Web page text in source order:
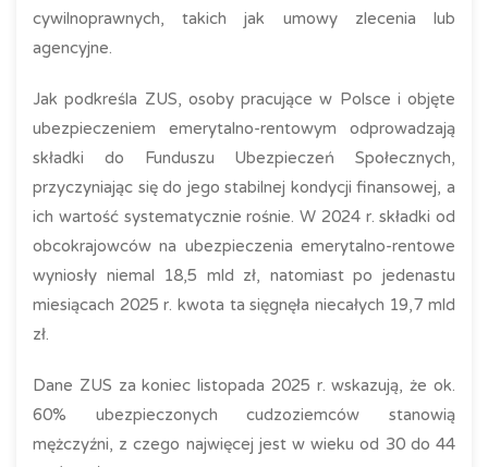
cywilnoprawnych, takich jak umowy zlecenia lub
agencyjne.
Jak podkreśla ZUS, osoby pracujące w Polsce i objęte
ubezpieczeniem emerytalno-rentowym odprowadzają
składki do Funduszu Ubezpieczeń Społecznych,
przyczyniając się do jego stabilnej kondycji finansowej, a
ich wartość systematycznie rośnie. W 2024 r. składki od
obcokrajowców na ubezpieczenia emerytalno-rentowe
wyniosły niemal 18,5 mld zł, natomiast po jedenastu
miesiącach 2025 r. kwota ta sięgnęła niecałych 19,7 mld
zł.
Dane ZUS za koniec listopada 2025 r. wskazują, że ok.
60% ubezpieczonych cudzoziemców stanowią
mężczyźni, z czego najwięcej jest w wieku od 30 do 44